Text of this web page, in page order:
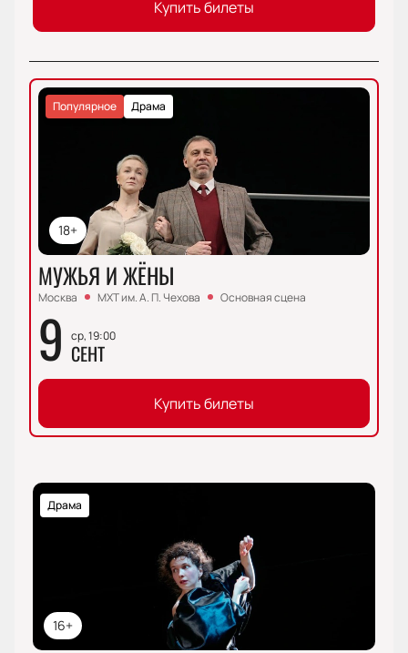
Купить билеты
18+
Драма
Популярное
МУЖЬЯ И ЖЁНЫ
Москва МХТ им. А. П. Чехова Основная сцена
9 ср, 19:00
СЕНТ
Купить билеты
16+
Драма